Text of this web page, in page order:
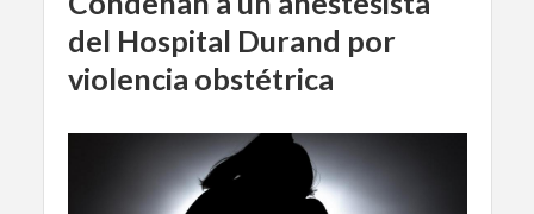
del Hospital Durand por
violencia obstétrica